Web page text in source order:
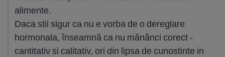
alimente.
Daca stii sigur ca nu e vorba de o dereglare
hormonala, înseamnă ca nu mănânci corect -
cantitativ si calitativ, ori din lipsa de cunostinte in